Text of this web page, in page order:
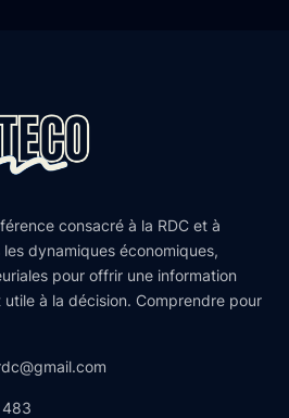
consacré à la RDC et à
les dynamiques économiques,
pour offrir une information
à la décision. Comprendre pour